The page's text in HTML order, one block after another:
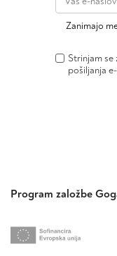
Zanimajo
Strinjam
pošiljanja
Program založbe